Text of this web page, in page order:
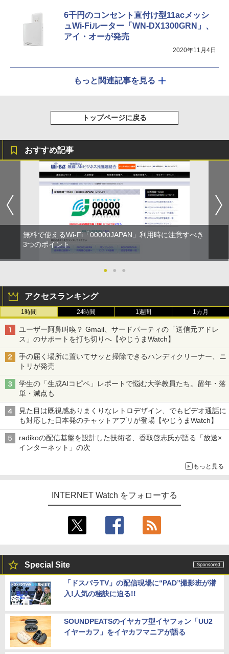
6千円のコンセント直付け型11acメッシ
ュWi-Fiルーター「WN-DX1300GRN」、
アイ・オーが発売
2020年11月4日
もっと関連記事を見る
トップページに戻る
おすすめ記事
無料で使えるWi-Fi「00000JAPAN」利用時に注意すべき
3つのポイント
● ● ●
アクセスランキング
1時間 24時間 1週間 1カ月
ユーザー阿鼻叫喚？ Gmail、サードパーティの「送信元アドレ
ス」のサポートを打ち切りへ【やじうまWatch】
手の届く場所に置いてサッと掃除できるハンディクリーナー、ニ
トリが発売
学生の「生成AIコピペ」レポートで悩む大学教員たち。留年・落
単・減点も
見た目は既視感ありまくりなレトロデザイン、でもビデオ通話に
も対応した日本発のチャットアプリが登場【やじうまWatch】
radikoの配信基盤を設計した技術者、香取啓志氏が語る「放送×
インターネット」の次
もっと見る
INTERNET Watch をフォローする
Special Site
「ドスパラTV」の配信現場に“PAD”撮影班が潜
入!人気の秘訣に迫る!!
SOUNDPEATSのイヤカフ型イヤフォン「UU2
イヤーカフ」をイヤカフマニアが語る